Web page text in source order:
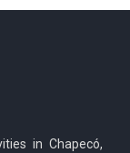
in Chapecó,